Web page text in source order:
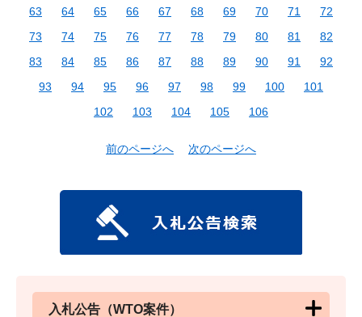
63
64 65 66 67 68 69 70 71
72
73
74 75 76 77 78 79 80 81
82
83
84 85 86 87 88 89 90 91
92
93
94 95 96 97 98 99 100
101
102
103 104 105 106
前のページへ 次のページへ
入札公告（WTO案件）